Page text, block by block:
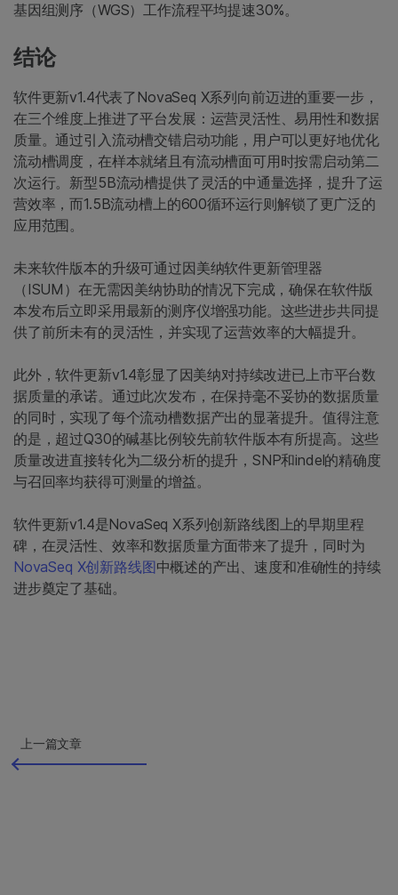
基因组测序（WGS）工作流程平均提速30%。
结论
软件更新v1.4代表了NovaSeq X系列向前迈进的重要一步，
在三个维度上推进了平台发展：运营灵活性、易用性和数据
质量。通过引入流动槽交错启动功能，用户可以更好地优化
流动槽调度，在样本就绪且有流动槽面可用时按需启动第二
次运行。新型5B流动槽提供了灵活的中通量选择，提升了运
营效率，而1.5B流动槽上的600循环运行则解锁了更广泛的
应用范围。
未来软件版本的升级可通过因美纳软件更新管理器
（ISUM）在无需因美纳协助的情况下完成，确保在软件版
本发布后立即采用最新的测序仪增强功能。这些进步共同提
供了前所未有的灵活性，并实现了运营效率的大幅提升。
此外，软件更新v1.4彰显了因美纳对持续改进已上市平台数
据质量的承诺。通过此次发布，在保持毫不妥协的数据质量
的同时，实现了每个流动槽数据产出的显著提升。值得注意
的是，超过Q30的碱基比例较先前软件版本有所提高。这些
质量改进直接转化为二级分析的提升，SNP和indel的精确度
与召回率均获得可测量的增益。
软件更新v1.4是NovaSeq X系列创新路线图上的早期里程
碑，在灵活性、效率和数据质量方面带来了提升，同时为
NovaSeq X创新路线图中概述的产出、速度和准确性的持续
进步奠定了基础。
上一篇文章